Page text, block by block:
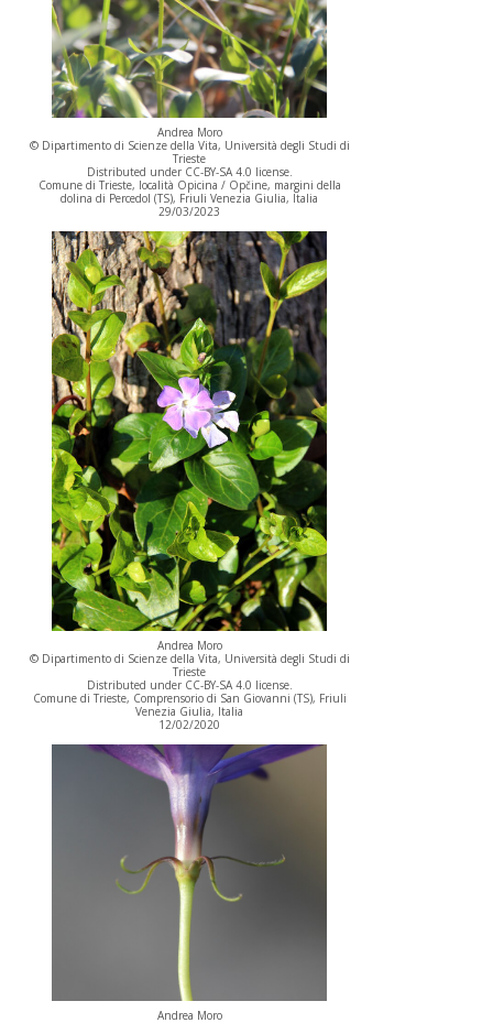
Andrea Moro
© Dipartimento di Scienze della Vita, Università degli Studi di
Trieste
Distributed under CC-BY-SA 4.0 license.
Comune di Trieste, località Opicina / Opčine, margini della
dolina di Percedol (TS), Friuli Venezia Giulia, Italia
29/03/2023
Andrea Moro
© Dipartimento di Scienze della Vita, Università degli Studi di
Trieste
Distributed under CC-BY-SA 4.0 license.
Comune di Trieste, Comprensorio di San Giovanni (TS), Friuli
Venezia Giulia, Italia
12/02/2020
Andrea Moro